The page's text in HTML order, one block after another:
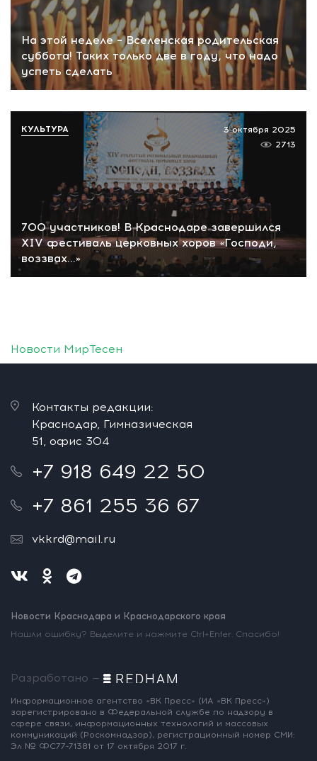
На этой неделе – Вселенская родительская
суббота! Таких только две в году, что надо
успеть сделать
700 участников! В Краснодаре завершился
XIV фестиваль церковных хоров «Господи,
воззвах…»
3 октября 2025
2713
КУЛЬТУРА
Новости МирТесен
Контакты редакции:
Краснодар, Гимназическая
51, офис 304
+7 918 649 22 50
+7 861 255 36 67
vkkrd@mail.ru
Новости Краснодара и Краснодарского края
Нашли ошибку? Выделите и нажмите Ctrl+Enter. Спасибо!
Разработано —
Информационное агентство «ВК Пресс» (ИА «ВК Пресс»)
зарегистрировано в Федеральной службе по надзору в
сфере связи, информационных технологий и массовых
коммуникаций (Роскомнадзор), регистрационный номер СМИ:
Эл № ФС77-71381 от 17 октября 2017 г.